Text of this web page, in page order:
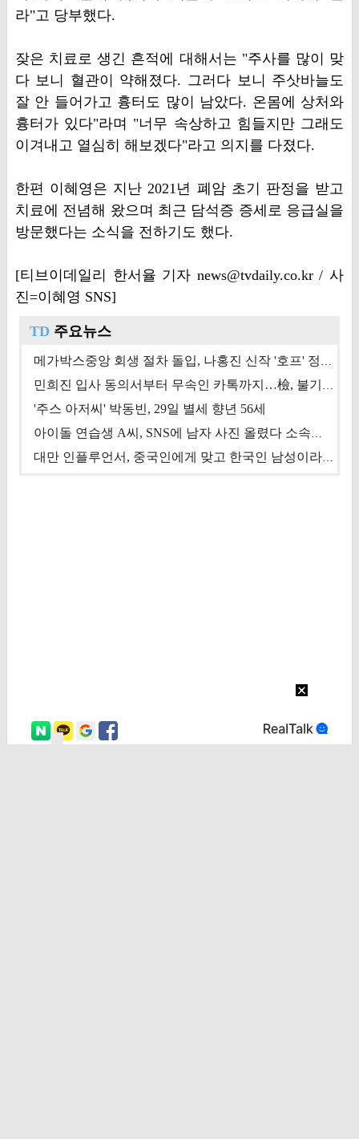
라"고 당부했다.
잦은 치료로 생긴 흔적에 대해서는 "주사를 많이 맞
다 보니 혈관이 약해졌다. 그러다 보니 주삿바늘도
잘 안 들어가고 흉터도 많이 남았다. 온몸에 상처와
흉터가 있다"라며 "너무 속상하고 힘들지만 그래도
이겨내고 열심히 해보겠다"라고 의지를 다졌다.
한편 이혜영은 지난 2021년 폐암 초기 판정을 받고
치료에 전념해 왔으며 최근 담석증 증세로 응급실을
방문했다는 소식을 전하기도 했다.
[티브이데일리 한서율 기자 news@tvdaily.co.kr / 사
진=이혜영 SNS]
TD 주요뉴스
메가박스중앙 회생 절차 돌입, 나홍진 신작 '호프' 정상 개봉에 쏠린 시선 [상반기 결산 기획]
민희진 입사 동의서부터 무속인 카톡까지…檢, 불기소 처분 근거들 [이슈&톡]
'주스 아저씨' 박동빈, 29일 별세 향년 56세
아이돌 연습생 A씨, SNS에 남자 사진 올렸다 소속사 퇴출
대만 인플루언서, 중국인에게 맞고 한국인 남성이라 진술 '후폭풍'